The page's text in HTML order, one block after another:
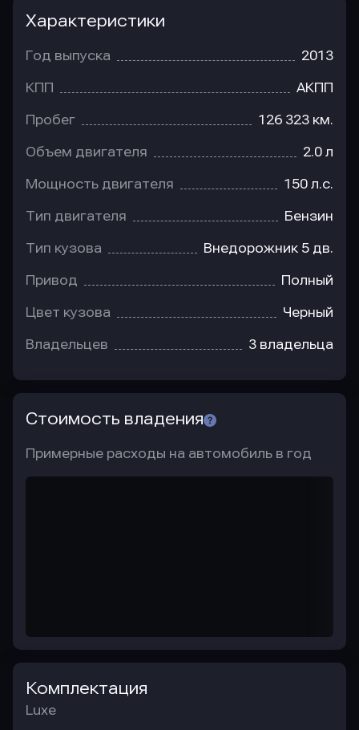
Характеристики
Год выпуска 2013
КПП АКПП
Пробег 126 323 км.
Объем двигателя 2.0 л
Мощность двигателя 150 л.с.
Тип двигателя Бензин
Тип кузова Внедорожник 5 дв.
Привод Полный
Цвет кузова Черный
Владельцев 3 владельца
Стоимость владения
Примерные расходы на автомобиль в год
Комплектация
Luxe